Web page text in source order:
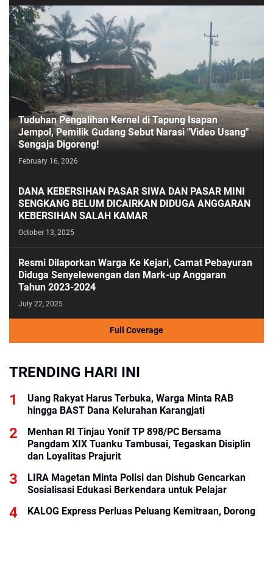
Tuduhan Pengalihan Kernel di Tapung Isapan
Jempol, Pemilik Gudang Sebut Narasi "Video Usang"
Sengaja Digoreng!
February 16, 2026
DANA KEBERSIHAN PASAR SIWA DAN PASAR MINI
SENGKANG BELUM DICAIRKAN DIDUGA ANGGARAN
KEBERSIHAN SALAH KAMAR
October 13, 2025
Resmi Dilaporkan Warga Ke Kejari, Camat Pebayuran
Diduga Senyelewengan dan Mark-up Anggaran
Tahun 2023-2024
July 22, 2025
Full Coverage
TRENDING HARI INI
Uang Rakyat Harus Terbuka, Warga Minta RAB
hingga BAST Dana Kelurahan Karangjati
Menhan RI Tinjau Yonif TP 898/PC Bersama
Pangdam XIX Tuanku Tambusai, Tegaskan Disiplin
dan Loyalitas Prajurit
LIRA Magetan Minta Polisi dan Dishub Gencarkan
Sosialisasi Edukasi Berkendara untuk Pelajar
KALOG Express Perluas Peluang Kemitraan, Dorong